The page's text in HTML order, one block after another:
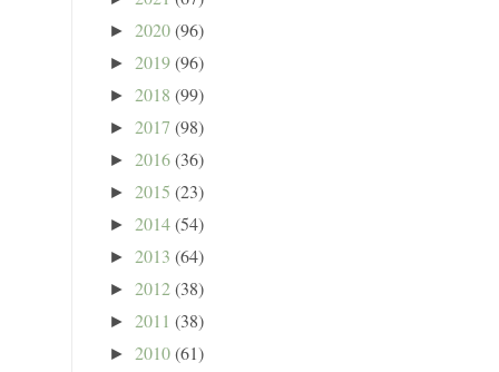
► 2020(96)
► 2019(96)
► 2018 (99)
► 2017 (98)
► 2016(36)
► 2015 (23)
► 2014(54)
► 2013 (64)
► 2012(38)
► 2011 (38)
► 2010(61)